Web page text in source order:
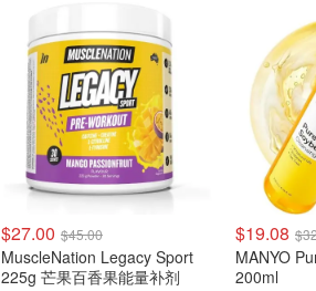
$27.00 $45.00
MuscleNation Legacy Sport
225g 芒果百香果能量补剂
$19.08
MANYO
200ml